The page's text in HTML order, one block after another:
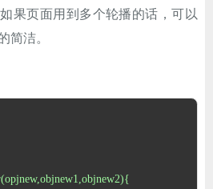
果页面用到多个轮播的话，可以
简洁。